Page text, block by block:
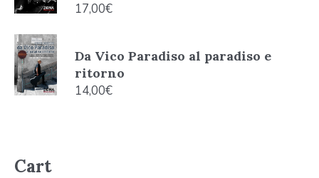
17,00€
Da Vico Paradiso al paradiso e
ritorno
14,00€
Cart